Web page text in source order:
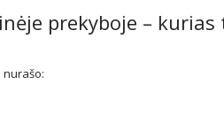
prekyboje –